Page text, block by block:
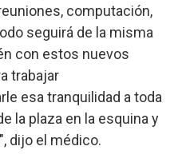
computación,
seguirá de la misma
con estos nuevos
trabajar
esa tranquilidad a toda
la plaza en la esquina y
dijo el médico.